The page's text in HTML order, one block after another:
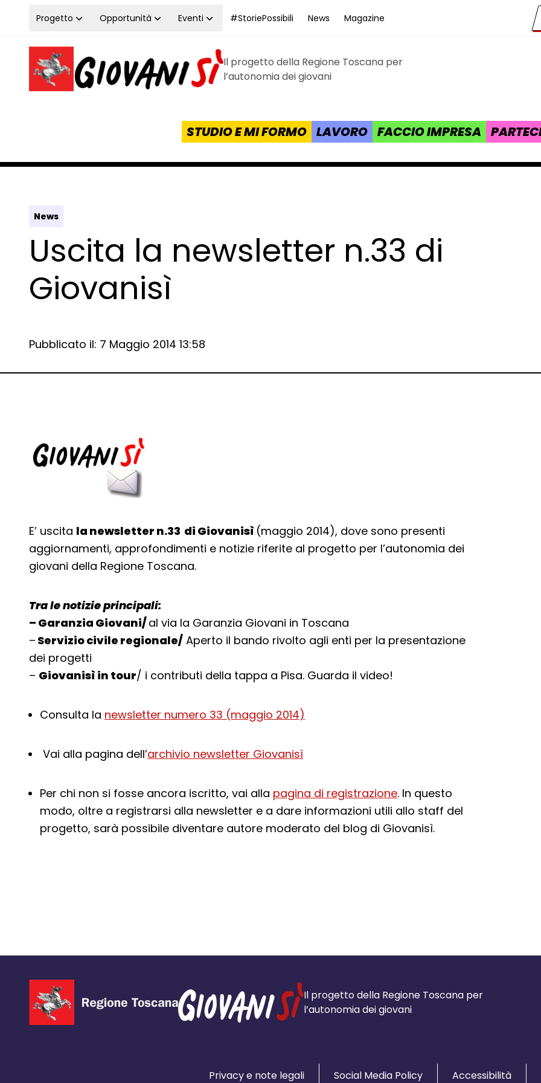
Vai al contenuto
Progetto Opportunità Eventi #StoriePossibili News Magazine
Homepage Giovanisì - Progetto della Regione Toscana
Il progetto della Regione Toscana per
l’autonomia dei giovani
STUDIO E MI FORMO LAVORO FACCIO IMPRESA
News
Uscita la newsletter n.33 di
Giovanisì
Data e ora:
Pubblicato il: 7 Maggio 2014 13:58
Dettagli articolo
E’ uscita la newsletter n.33 di Giovanisì (maggio 2014), dove sono presenti
aggiornamenti, approfondimenti e notizie riferite al progetto per l’autonomia dei
giovani della Regione Toscana.
Tra lenotizieprincipali:
– Garanzia Giovani/al via la Garanzia Giovani in Toscana
– Servizio civile regionale/ Aperto il bando rivolto agli enti per la presentazione
dei progetti
– Giovanisì in tour/ i contributi della tappa a Pisa. Guarda il video!
Consulta la newsletter numero 33 (maggio 2014)
Vai alla pagina dell’archivio newsletter Giovanisì
Per chi non si fosse ancora iscritto, vai alla pagina di registrazione. In questo
modo, oltre a registrarsi alla newsletter e a dare informazioni utili allo staff del
progetto, sarà possibile diventare autore moderato del blog di Giovanisì.
Il progetto della Regione Toscana per
l’autonomia dei giovani
Privacy e note legali Social Media Policy Accessibilità